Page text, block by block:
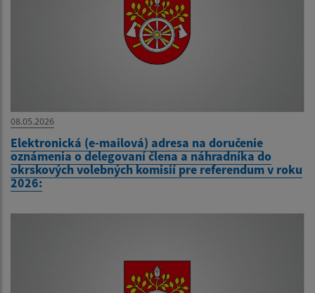
08.05.2026
Elektronická (e-mailová) adresa na doručenie
oznámenia o delegovaní člena a náhradníka do
okrskových volebných komisií pre referendum v roku
2026: